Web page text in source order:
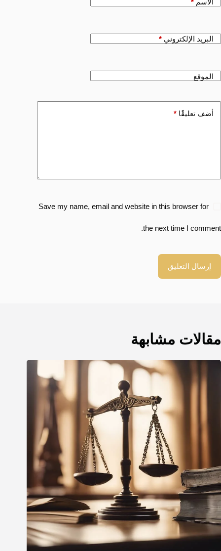
البريد الإلكتروني *
الموقع
أضف تعليقًا *
Save my name, email and website in this browser for
the next time I comment.
إرسال التعليق
مقالات مشابهة